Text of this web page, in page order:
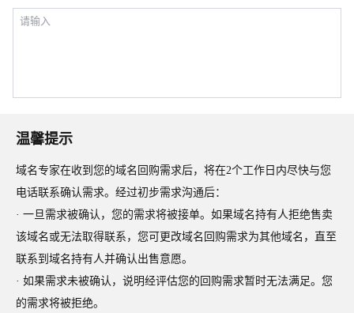
温馨提示
域名专家在收到您的域名回购需求后，将在2个工作日内尽快与您
电话联系确认需求。经过初步需求沟通后：
· 一旦需求被确认，您的需求将被接单。如果域名持有人拒绝售卖
该域名或无法取得联系，您可更改域名回购需求为其他域名，直至
联系到域名持有人并确认出售意愿。
· 如果需求未被确认，说明经评估您的回购需求暂时无法满足。您
的需求将被拒绝。